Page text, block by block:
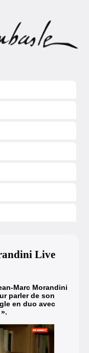
Live
Marc Morandini
parler de son
en duo avec
.